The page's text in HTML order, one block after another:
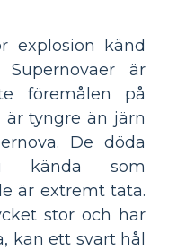
explosion känd
är
föremålen på
är tyngre än järn
De döda
kända som
är extremt täta.
stor och har
kan ett svart hål